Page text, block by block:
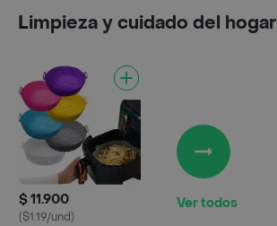
Limpieza y cuidado del hogar
$ 11.900
($1.19/und)
Ver todos